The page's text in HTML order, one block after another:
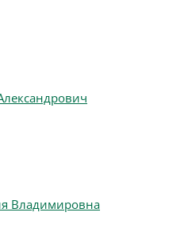
Владимировна